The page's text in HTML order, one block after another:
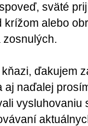
sväté
krížom alebo
zosnulých.
ďakujem
naďalej
vysluhovaniu